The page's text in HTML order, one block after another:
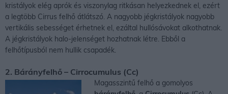
kristályok elég aprók és viszonylag ritkásan helyezkednek el, ezért
a legtöbb Cirrus felhő átlátszó. A nagyobb jégkristályok nagyobb
vertikális sebességet érhetnek el, ezáltal hullósávokat alkothatnak.
A jégkristályok halo-jelenséget hozhatnak létre. Ebből a
felhőtípusból nem hullik csapadék.
2. Bárányfelhő – Cirrocumulus (Cc)
Magasszintű felhő a gomolyos